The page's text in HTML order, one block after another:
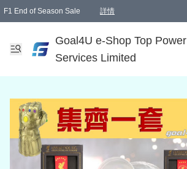
F1 End of Season Sale 詳情
Goal4U e-Shop Top Power
Services Limited